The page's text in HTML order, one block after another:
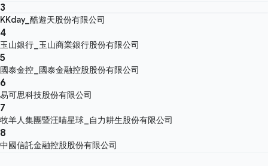
3
KKday_酷遊天股份有限公司
4
玉山銀行_玉山商業銀行股份有限公司
5
國泰金控_國泰金融控股股份有限公司
6
易可思科技股份有限公司
7
牧羊人集團暨汪喵星球_自力耕生股份有限公司
8
中國信託金融控股股份有限公司